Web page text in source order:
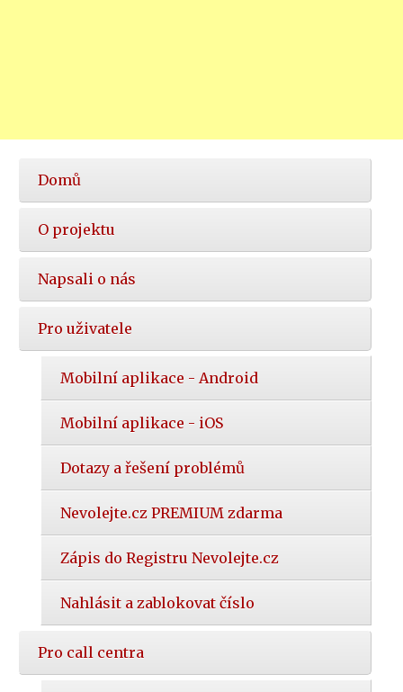
Hlavní
nabídka
Domů
O projektu
Napsali o nás
Pro uživatele
Mobilní aplikace - Android
Mobilní aplikace - iOS
Dotazy a řešení problémů
Nevolejte.cz PREMIUM zdarma
Zápis do Registru Nevolejte.cz
Nahlásit a zablokovat číslo
Pro call centra